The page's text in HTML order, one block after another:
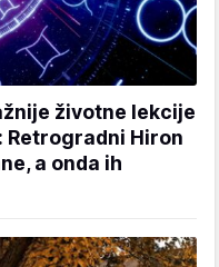
životne lekcije
Retrogradni Hiron
a onda ih